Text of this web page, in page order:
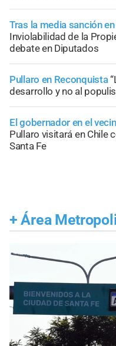
Tras la media sanción
Inviolabilidad de la
debate en Diputados
Pullaro en Reconquista
desarrollo y no al
El gobernador en el
Pullaro visitará en Chile
Santa Fe
+ Área